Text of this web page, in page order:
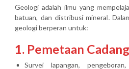
Geologi adalah ilmu yang
batuan, dan distribusi mineral.
geologi berperan untuk:
1. Pemetaan
Survei lapangan,